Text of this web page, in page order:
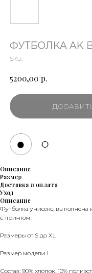
ФУТБОЛКА AK
SKU:
5200,00 р.
● ○
Описание
Размер
Доставка и оплата
Уход
Описание
Футболка унисекс, выполнена
с принтом.
Размеры от S до XL
Размер модели L
Состав: 90% хлопок, 10%